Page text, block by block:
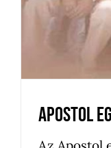
Apostol